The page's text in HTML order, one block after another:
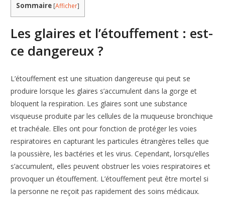
Sommaire [Afficher]
Les glaires et l’étouffement : est-
ce dangereux ?
L’étouffement est une situation dangereuse qui peut se
produire lorsque les glaires s’accumulent dans la gorge et
bloquent la respiration. Les glaires sont une substance
visqueuse produite par les cellules de la muqueuse bronchique
et trachéale. Elles ont pour fonction de protéger les voies
respiratoires en capturant les particules étrangères telles que
la poussière, les bactéries et les virus. Cependant, lorsqu’elles
s’accumulent, elles peuvent obstruer les voies respiratoires et
provoquer un étouffement. L’étouffement peut être mortel si
la personne ne reçoit pas rapidement des soins médicaux.